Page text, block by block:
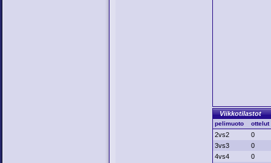
Viikkotilastot
pelimuoto ottelut
2vs2
0
3vs3
0
4vs4
0